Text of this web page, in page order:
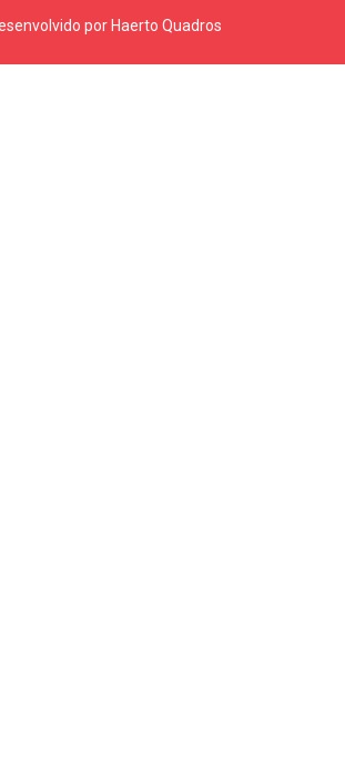
por Haerto Quadros